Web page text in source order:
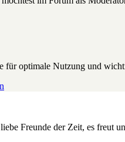
für optimale Nutzung und
Freunde der Zeit, es freut